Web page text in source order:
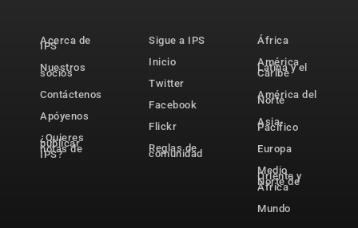
Acerca de
IPS
Nuestros
socios
Contáctenos
Apóyenos
¿Quieres
publicar
notas de
IPS?
Sigue a IPS
Inicio
Twitter
Facebook
Flickr
Reglas de
comunidad
África
América
Latina y el
Caribe
América del
Norte
Asia-
Pacífico
Europa
Medio
Oriente y
Norte de
África
Mundo